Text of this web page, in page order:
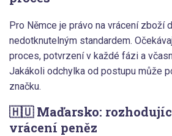
Pro Němce je právo na vrácení zboží
nedotknutelným standardem.
proces, potvrzení v každé fázi a
Jakákoli odchylka od postupu může
značku.
🇭🇺 Maďarsko:
vrácení peněz